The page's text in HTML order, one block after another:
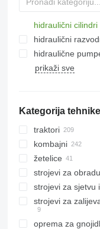
hidraulični cilindri
hidraulični
hidraulične
prikaži sve
Kategorija tehnike
traktori
mini traktori
traktori na
kombajni
kombajni za
krmni kombajni
žetelice
adapteri za
roto-žetelice
žetelice za
strojevi za
drljače
kultivatori
strojevi za sjetvu
strojevi za
oprema za